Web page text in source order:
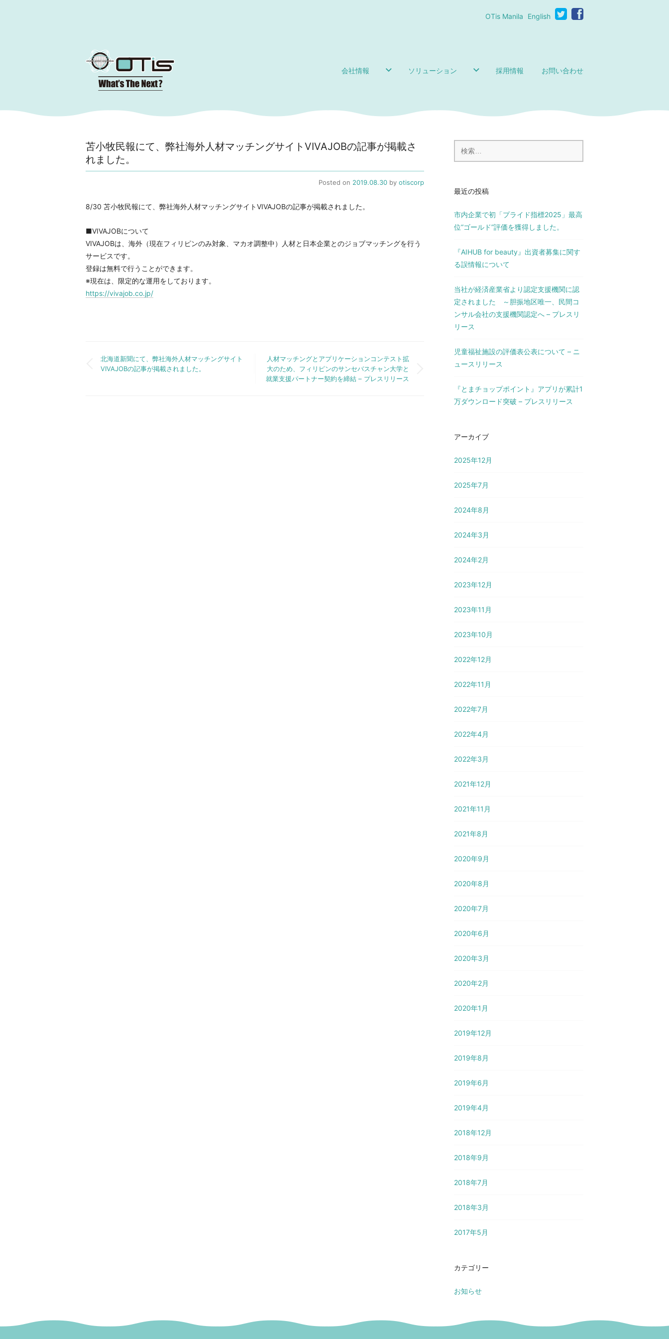
OTis Manila English
会社情報 ソリューション 採用情報 お問い合わせ
苫小牧民報にて、弊社海外人材マッチングサイトVIVAJOBの記事が掲載さ
れました。
Posted on 2019.08.30 by otiscorp
8/30 苫小牧民報にて、弊社海外人材マッチングサイトVIVAJOBの記事が掲載されました。
■VIVAJOBについて
VIVAJOBは、海外（現在フィリピンのみ対象、マカオ調整中）人材と日本企業とのジョブマッチングを行う
サービスです。
登録は無料で行うことができます。
※現在は、限定的な運用をしております。
https://vivajob.co.jp/
北海道新聞にて、弊社海外人材マッチングサイト
VIVAJOBの記事が掲載されました。
人材マッチングとアプリケーションコンテスト拡
大のため、フィリピンのサンセバスチャン大学と
就業支援パートナー契約を締結 – プレスリリース
最近の投稿
市内企業で初「プライド指標2025」最高
位“ゴールド”評価を獲得しました。
『AIHUB for beauty』出資者募集に関す
る誤情報について
当社が経済産業省より認定支援機関に認
定されました ～胆振地区唯一、民間コ
ンサル会社の支援機関認定へ – プレスリ
リース
児童福祉施設の評価表公表について – ニ
ュースリリース
『とまチョップポイント』アプリが累計1
万ダウンロード突破 – プレスリリース
アーカイブ
2025年12月
2025年7月
2024年8月
2024年3月
2024年2月
2023年12月
2023年11月
2023年10月
2022年12月
2022年11月
2022年7月
2022年4月
2022年3月
2021年12月
2021年11月
2021年8月
2020年9月
2020年8月
2020年7月
2020年6月
2020年3月
2020年2月
2020年1月
2019年12月
2019年8月
2019年6月
2019年4月
2018年12月
2018年9月
2018年7月
2018年3月
2017年5月
カテゴリー
お知らせ